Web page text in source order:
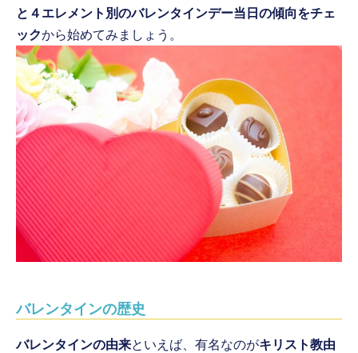
と４エレメント別のバレンタインデー当日の傾向をチェ
ックから始めてみましょう。
バレンタインの歴史
バレンタインの由来といえば、有名なのがキリスト教由